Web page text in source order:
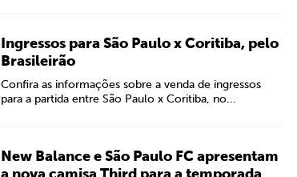
Ingressos para São Paulo x Coritiba, pelo
Brasileirão
Confira as informações sobre a venda de ingressos
para a partida entre São Paulo x Coritiba, no...
New Balance e São Paulo FC apresentam